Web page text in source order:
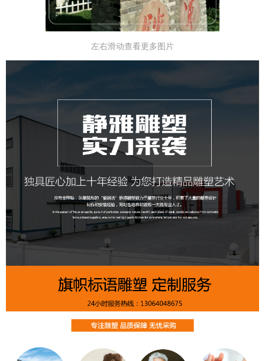
左右滑动查看更多图片